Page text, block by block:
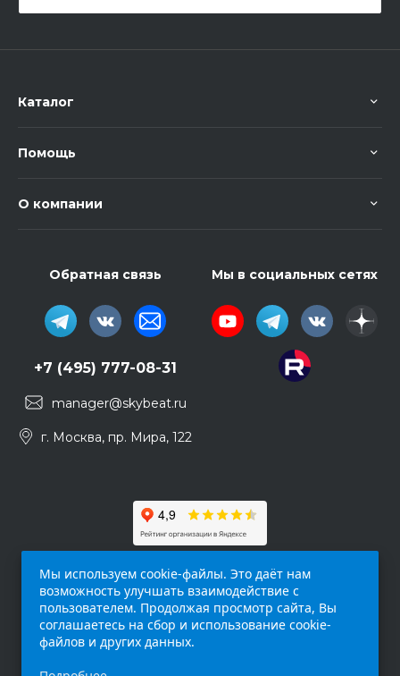
Каталог
Помощь
О компании
Обратная связь
+7 (495) 777-08-31
manager@skybeat.ru
г. Москва, пр. Мира, 122
Мы в социальных сетях
Мы используем cookie-файлы. Это даёт нам
возможность улучшать взаимодействие с
пользователем. Продолжая просмотр сайта, Вы
соглашаетесь на сбор и использование cookie-
файлов и других данных.